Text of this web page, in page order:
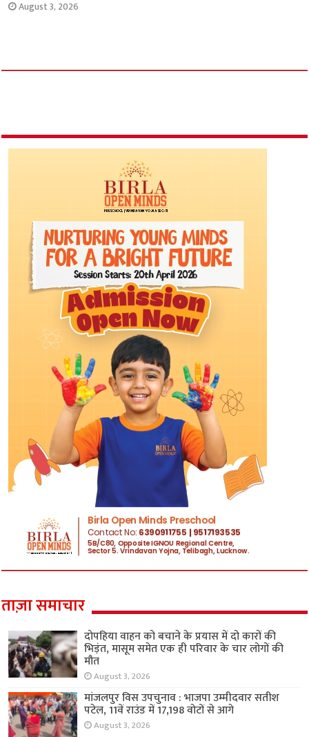
August 3, 2026
ताज़ा समाचार
दोपहिया वाहन को बचाने के प्रयास में दो कारों की
भिड़ंत, मासूम समेत एक ही परिवार के चार लोगों की
मौत
August 3, 2026
मांजलपुर विस उपचुनाव : भाजपा उम्मीदवार सतीश
पटेल, 11वें राउंड में 17,198 वोटों से आगे
August 3, 2026